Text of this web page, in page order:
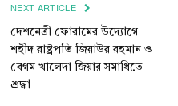
NEXT ARTICLE
দেশনেত্রী ফোরামের উদ্যোগে
শহীদ রাষ্ট্রপতি জিয়াউর রহমান ও
বেগম খালেদা জিয়ার সমাধিতে
শ্রদ্ধা